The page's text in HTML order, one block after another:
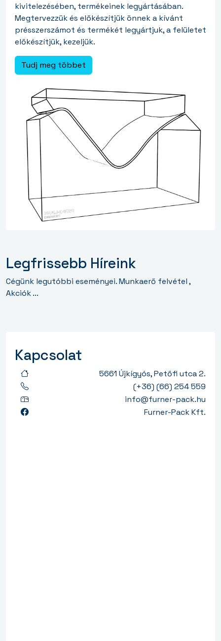
kivitelezésében, termékeinek legyártásában.
Megtervezzük és előkészítjük önnek a kívánt
présszerszámot és termékét legyártjuk, a felületet
előkészítjük, kezeljük.
Tudj meg többet
Legfrissebb Híreink
Cégünk legutóbbi eseményei. Munkaerő felvétel ,
Akciók ...
Kapcsolat
5661 Újkígyós, Petőfi utca 2.
(+36) (66) 254 559
info@furner-pack.hu
Furner-Pack Kft.